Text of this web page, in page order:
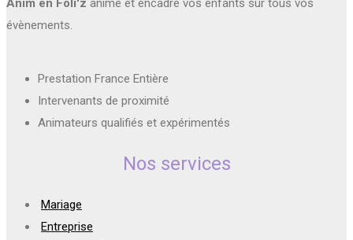
Anim en Foli'z anime et encadre vos enfants sur tous vos
évènements.
Prestation France Entière
Intervenants de proximité
Animateurs qualifiés et expérimentés
Nos services
Mariage
Entreprise